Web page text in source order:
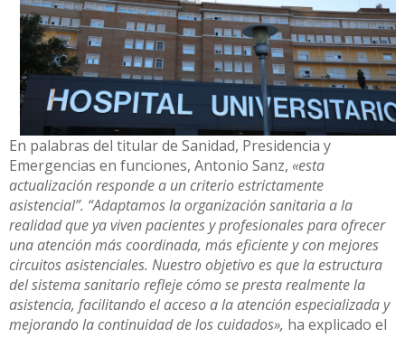
En palabras del titular de Sanidad, Presidencia y
Emergencias en funciones, Antonio Sanz, «esta
actualización responde a un criterio estrictamente
asistencial”. “Adaptamos la organización sanitaria a la
realidad que ya viven pacientes y profesionales para ofrecer
una atención más coordinada, más eficiente y con mejores
circuitos asistenciales. Nuestro objetivo es que la estructura
del sistema sanitario refleje cómo se presta realmente la
asistencia, facilitando el acceso a la atención especializada y
mejorando la continuidad de los cuidados», ha explicado el